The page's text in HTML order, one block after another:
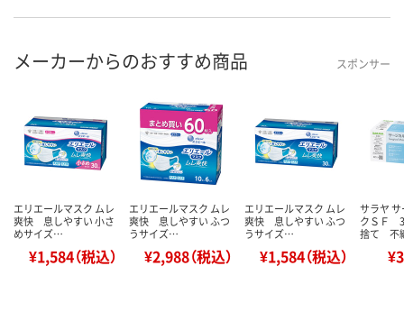
メーカーからのおすすめ商品 スポンサー
エリエールマスク ムレ
爽快 息しやすい 小さ
めサイズ…
¥1,584（税込）
エリエールマスク ムレ
爽快 息しやすい ふつ
うサイズ…
¥2,988（税込）
エリエールマスク ムレ
爽快 息しやすい ふつ
うサイズ…
¥1,584（税込）
サラヤ
クＳＦ
捨て 不